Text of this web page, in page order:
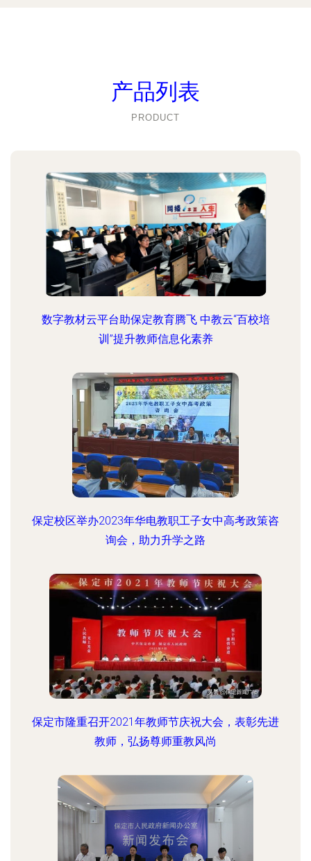
产品列表
PRODUCT
数字教材云平台助保定教育腾飞 中教云“百校培
训”提升教师信息化素养
保定校区举办2023年华电教职工子女中高考政策咨
询会，助力升学之路
保定市隆重召开2021年教师节庆祝大会，表彰先进
教师，弘扬尊师重教风尚